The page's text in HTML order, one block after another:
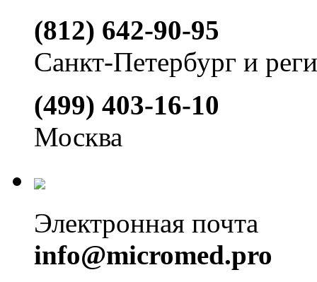
(812) 642-90-95
Санкт-Петербург и
(499) 403-16-10
Москва
Электронная почта
info@micromed.pro